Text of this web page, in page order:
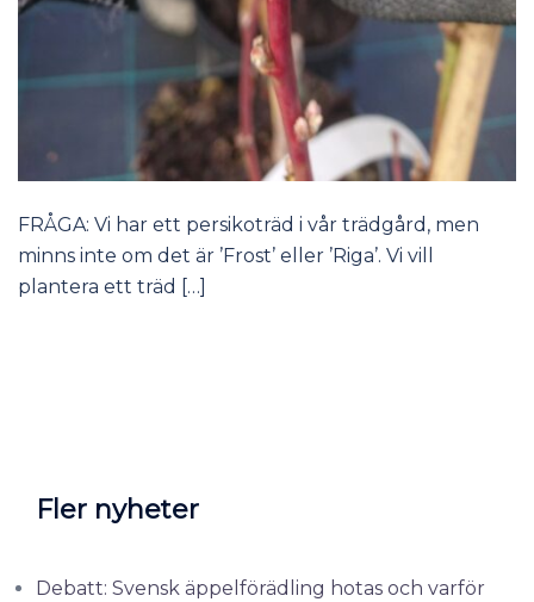
FRÅGA: Vi har ett persikoträd i vår trädgård, men
minns inte om det är ’Frost’ eller ’Riga’. Vi vill
plantera ett träd […]
Fler nyheter
Debatt: Svensk äppelförädling hotas och varför